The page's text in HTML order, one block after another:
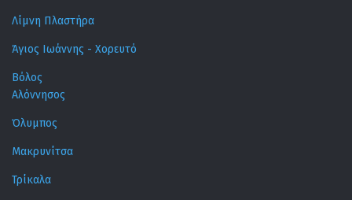
Λίμνη Πλαστήρα
Άγιος Ιωάννης - Χορευτό
Βόλος
Αλόννησος
Όλυμπος
Μακρυνίτσα
Τρίκαλα